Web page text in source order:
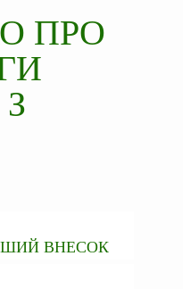
ПРО
ВНЕСОК